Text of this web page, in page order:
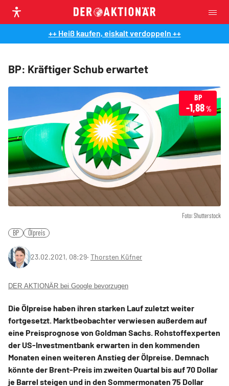
++ Heiß kaufen, eiskalt verdoppeln ++
BP: Kräftiger Schub erwartet
Foto: Shutterstock
BP
-1,88%
BP Ölpreis
23.02.2021, 08:29‧ Thorsten Küfner
DER AKTIONÄR bei Google bevorzugen
Die Ölpreise haben ihren starken Lauf zuletzt weiter
fortgesetzt. Marktbeobachter verwiesen außerdem auf
eine Preisprognose von Goldman Sachs. Rohstoffexperten
der US-Investmentbank erwarten in den kommenden
Monaten einen weiteren Anstieg der Ölpreise. Demnach
könnte der Brent-Preis im zweiten Quartal bis auf 70 Dollar
je Barrel steigen und in den Sommermonaten 75 Dollar